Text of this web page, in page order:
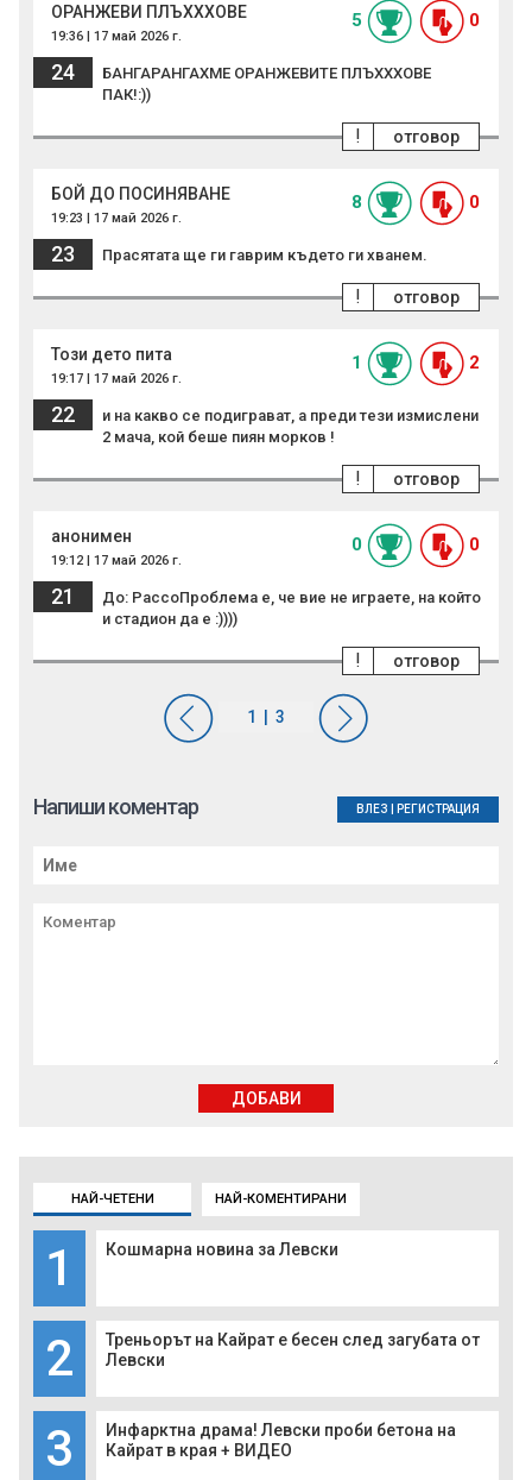
НАЙ-ЧЕТЕНИ НАЙ-КОМЕНТИРАНИ
1 Кошмарна новина за Левски
2
Треньорът на Кайрат е бесен след загубата от
Левски
3
Инфарктна драма! Левски проби бетона на
Кайрат в края + ВИДЕО
ОРАНЖЕВИ ПЛЪХХХОВЕ
19:36 | 17 май 2026 г.
5 0
24
БАНГАРАНГАХМЕ ОРАНЖЕВИТЕ ПЛЪХХХОВЕ
ПАК!:))
отговор
!
БОЙ ДО ПОСИНЯВАНЕ
19:23 | 17 май 2026 г.
8 0
23 Прасятата ще ги гаврим където ги хванем.
отговор
!
Този дето пита
19:17 | 17 май 2026 г.
1 2
22
и на какво се подиграват, а преди тези измислени
2 мача, кой беше пиян морков !
отговор
!
анонимен
19:12 | 17 май 2026 г.
0 0
21
До: PaccoПроблема е, че вие не играете, на който
и стадион да е :))))
отговор
!
Напиши коментар ВЛЕЗ РЕГИСТРАЦИЯ
ДОБАВИ